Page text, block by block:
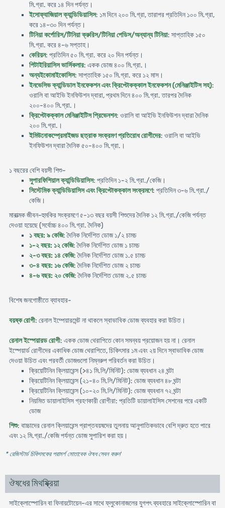
মি.গ্রা. করে ১৪ দিন পর্যন্ত।
ইসোফ্যাজিয়াল ক্যান্ডিডিয়াসিস: ১ম দিনে ২০০ মি.গ্রা, তারাপর প্রতিদিন ১০০ মি.গ্রা,
করে ১৪-৩০ দিন পর্যন্ত।
টিনিয়া কর্পোরিস/টিনিয়া ক্রুরিস/টিনিয়া পেডিস/অন্যান্য টিনিয়া: সাপ্তাহিক ১৫০
মি.গ্রা. করে ৪-৬ সপ্তাহ।
কেরিয়ন: প্রতিদিন ৫০ মি.গ্রা. করে ২০ দিন পর্যন্ত।
পিটাইরিয়াসিস ভার্সিকলার: একক ডোজ ৪০০ মি.গ্রা.।
অন্যইকোমাইকোসিস: সাপ্তাহিক ১৫০ মি.গ্রা. করে ১২ মাস।
ইনভেসিভ ক্যান্ডিডাল ইনফেকশন এবং ক্রিপ্টোকক্কাল ইনফেকশন (মেনিঞ্জাইটিস সহ):
ওরালি বা আইভি ইনফিউশন দ্বারা, প্রথম দিনে ৪০০ মি.গ্রা. তারপর দৈনিক
২০০-৪০০ মি.গ্রা.।
ক্রিপ্টোকক্কাল মেনিঞ্জাইটিস প্রিভেনশন: ওরালি বা আইভি ইনফিউশন দ্বারা দৈনিক
২০০ মি.গ্রা.।
ইমিউনোকম্প্রেমাইজড ছত্রাক সংক্রমণ প্রতিরোধ রোগীদের: ওরালি বা আইভি
ইনফিউশন দ্বারা দৈনিক ৫০-৪০০ মি.গ্রা.।
১ বছরের বেশি বয়সী শিশু-
সুপারফিশিয়াল ক্যান্ডিডিয়াসিস: প্রতিদিন ১-২ মি.গ্রা./কেজি।
সিস্টেমিক ক্যান্ডিডিয়াসিস এবং ক্রিপ্টোকক্কাল সংক্রমণে: প্রতিদিন ৩-৬ মি.গ্রা./
কেজি।
মারাত্মক জীবন-হুমকির সংক্রমণে ৫-১৩ বছর বয়সী শিশুদের দৈনিক ১২ মি.গ্রা./কেজি পর্যন্ত
দেওয়া হয়েছে (সর্বোচ্চ ৪০০ মি.গ্রা. দৈনিক)
১ বছর: ৯ কেজি: দৈনিক নির্দেশিত ডোজ ১/২ চামচ
১-২ বছর: ১২ কেজি: দৈনিক নির্দেশিত ডোজ ১ চামচ
২-৩ বছর: ১৪ কেজি: দৈনিক নির্দেশিত ডোজ ১.৫ চামচ
৩-৪ বছর: ১৬ কেজি: দৈনিক নির্দেশিত ডোজ ২ চামচ
৪-৬ বছর: ২০ কেজি: দৈনিক নির্দেশিত ডোজ ২.৫ চামচ
বিশেষ জনগোষ্ঠীতে ব্যাবহার-
বয়ষ্ক রোগী: রেনাল ইম্পেয়ারমেন্ট না থাকলে স্বাভাবিক ডোজ ব্যবহার করা উচিত।
রেনাল ইস্পেয়ারড রোগী: একক ডোজ থেরাপিতে কোন সমন্বয় প্রয়োজন হয় না। রেনাল
ইস্পেয়ার্ড রোগীদের একাধিক ডোজ থেরাপিতে, চিকিৎসার ১ম এবং ২য় দিনে স্বাভাবিক ডোজ
দেওয়া উচিত এবং পরবর্তী ডোজগুলো নিম্নরুপ পরিবর্তন করা উচিত।
ক্রিয়েটিনিন ক্লিয়ারেন্স (>৪১ মি.লি/মিনিট): ডোজ ব্যবধান ২৪ ঘন্টা
ক্রিয়েটিনিন ক্লিয়ারেন্স (২১-৪০ মি.লি/মিনিট): ডোজ ব্যবধান ৪৮ ঘন্টা
ক্রিয়েটিনিন ক্লিয়ারেন্স (১০-২০ মি.লি/মিনিট): ডোজ ব্যবধান ৭২ ঘন্টা
নিয়মিত ডায়ালাইসিস গ্রহণকারী রোগীরা: প্রতিটি ডায়ালাইসিস সেশনের পরে একটি
ডোজ
শিশু: বাচ্চাদের রেনাল ক্লিয়ারেন্স প্রাপ্তবয়ষদের তুলনায় আনুপাতিকভাবে বেশি দ্রুত হতে পারে
এবং ১২ মি.গ্রা./কেজি পর্যন্ত ডোজ সুপারিশ করা হয়।
* রেজিস্টার্ড চিকিৎসকের পরামর্শ মোতাবেক ঔষধ সেবন করুন'
ঔষধের মিথষ্ক্রিয়া
সাইক্লোস্পোরিন বা ফিনায়টোয়েন-এর সাথে ফ্লুকোনাজলের যুগপৎ ব্যবহারে সাইক্লোস্পোরিন বা